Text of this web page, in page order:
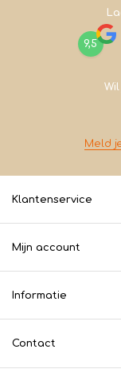
9,5
Meld
Klantenservice
Mijn account
Informatie
Contact